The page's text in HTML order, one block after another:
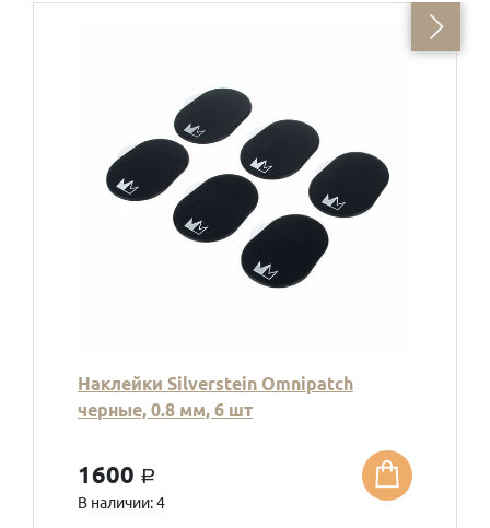
Наклейки Silverstein Omnipatch
черные, 0.8 мм, 6 шт
1600 a
В наличии: 4